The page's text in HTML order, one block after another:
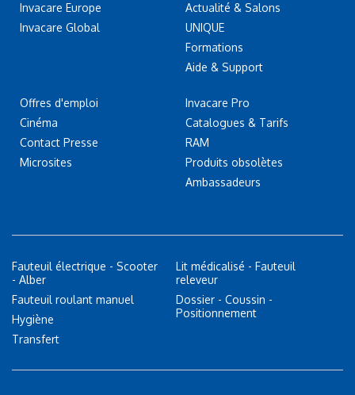
Invacare Europe
Invacare Global
Offres d'emploi
Cinéma
Contact Presse
Microsites
Actualité & Salons
UNIQUE
Formations
Aide & Support
Invacare Pro
Catalogues & Tarifs
RAM
Produits obsolètes
Ambassadeurs
Fauteuil électrique - Scooter
- Alber
Fauteuil roulant manuel
Hygiène
Transfert
Lit médicalisé - Fauteuil
releveur
Dossier - Coussin -
Positionnement